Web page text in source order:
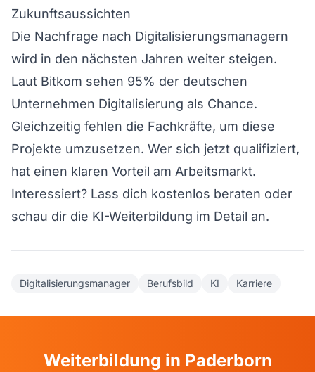
Zukunftsaussichten
Die Nachfrage nach Digitalisierungsmanagern
wird in den nächsten Jahren weiter steigen.
Laut Bitkom sehen 95% der deutschen
Unternehmen Digitalisierung als Chance.
Gleichzeitig fehlen die Fachkräfte, um diese
Projekte umzusetzen. Wer sich jetzt qualifiziert,
hat einen klaren Vorteil am Arbeitsmarkt.
Interessiert? Lass dich kostenlos beraten oder
schau dir die KI-Weiterbildung im Detail an.
Digitalisierungsmanager Berufsbild KI Karriere
Weiterbildung in Paderborn